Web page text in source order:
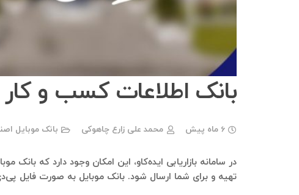
بانک اطلاعات کسب و کار
6 ماه پیش محمد علی زارع چاهوکی بانک موبایل
در سامانه بازاریابی ایده‌کاو، این امکان وجود دارد که بانک
تهیه و برای شما ارسال شود. بانک موبایل به صورت فایل